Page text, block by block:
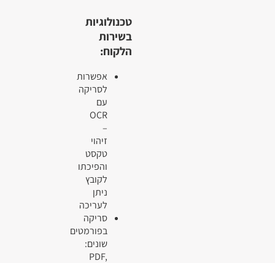
טכנולוגיות
בשירות
הלקוח:
אפשרות
לסריקה
עם
OCR
–
זיהוי
טקסט
והפיכתו
לקובץ
ניתן
לעריכה
סריקה
בפורמטים
שונים:
PDF,